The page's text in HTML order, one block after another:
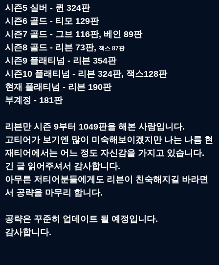
시즌5 실버 - 퀸 324판
시즌6 골드 - 티모 129판
시즌7 골드 - 그브 116판, 베인 89판
시즌8 골드 - 리븐 73판, 잭스 87판
시즌9 플래티넘 - 리븐 354판
시즌10 플래티넘 - 리븐 324판, 잭스128판
현재 플래티넘 - 리븐 190판
부계정 - 181판
리븐만 시즌 9부터 1049판을 해본 사람입니다.
고티어가 보기엔 많이 미숙해보이겠지만 나는 나름 현
재티어에서는 어느 정도 자신감을 가지고 있습니다.
긴 글 읽어주셔서 감사합니다.
아무튼 저티어분들에게도 리븐이 친숙해지길 바라면
서 공략을 마무리 합니다.
공략은 꾸준히 업데이트 될 예정입니다.
감사합니다.